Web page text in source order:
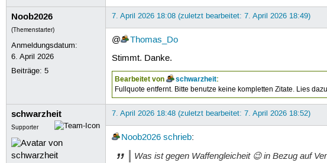
Noob2026
(Themenstarter)
Anmeldungsdatum:
6. April 2026
Beiträge:5
7. April 2026 18:08 (zuletzt bearbeitet: 7. April 2026 18:49)
@
Thomas_Do
Stimmt. Danke.
Bearbeitet von schwarzheit:
Fullquote entfernt. Bitte benutze keine kompletten Zitate. Lies
schwarzheit
Supporter
7. April 2026 18:48 (zuletzt bearbeitet: 7. April 2026 18:52)
Noob2026 schrieb:
Was ist gegen Waffengleicheit 😉 in Bezug auf